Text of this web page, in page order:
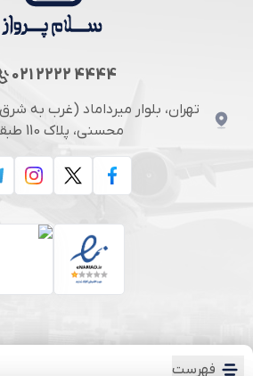
021 2222 4444
تهران، بلوار میرداماد (غرب به
محسنی، پلاک 110 طبقه دوم
فهرست